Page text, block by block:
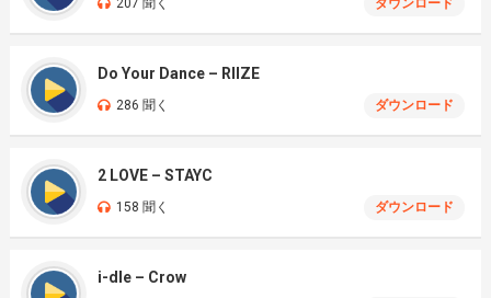
207 聞く ダウンロード
Do Your Dance – RIIZE
286 聞く ダウンロード
2 LOVE – STAYC
158 聞く ダウンロード
i-dle – Crow